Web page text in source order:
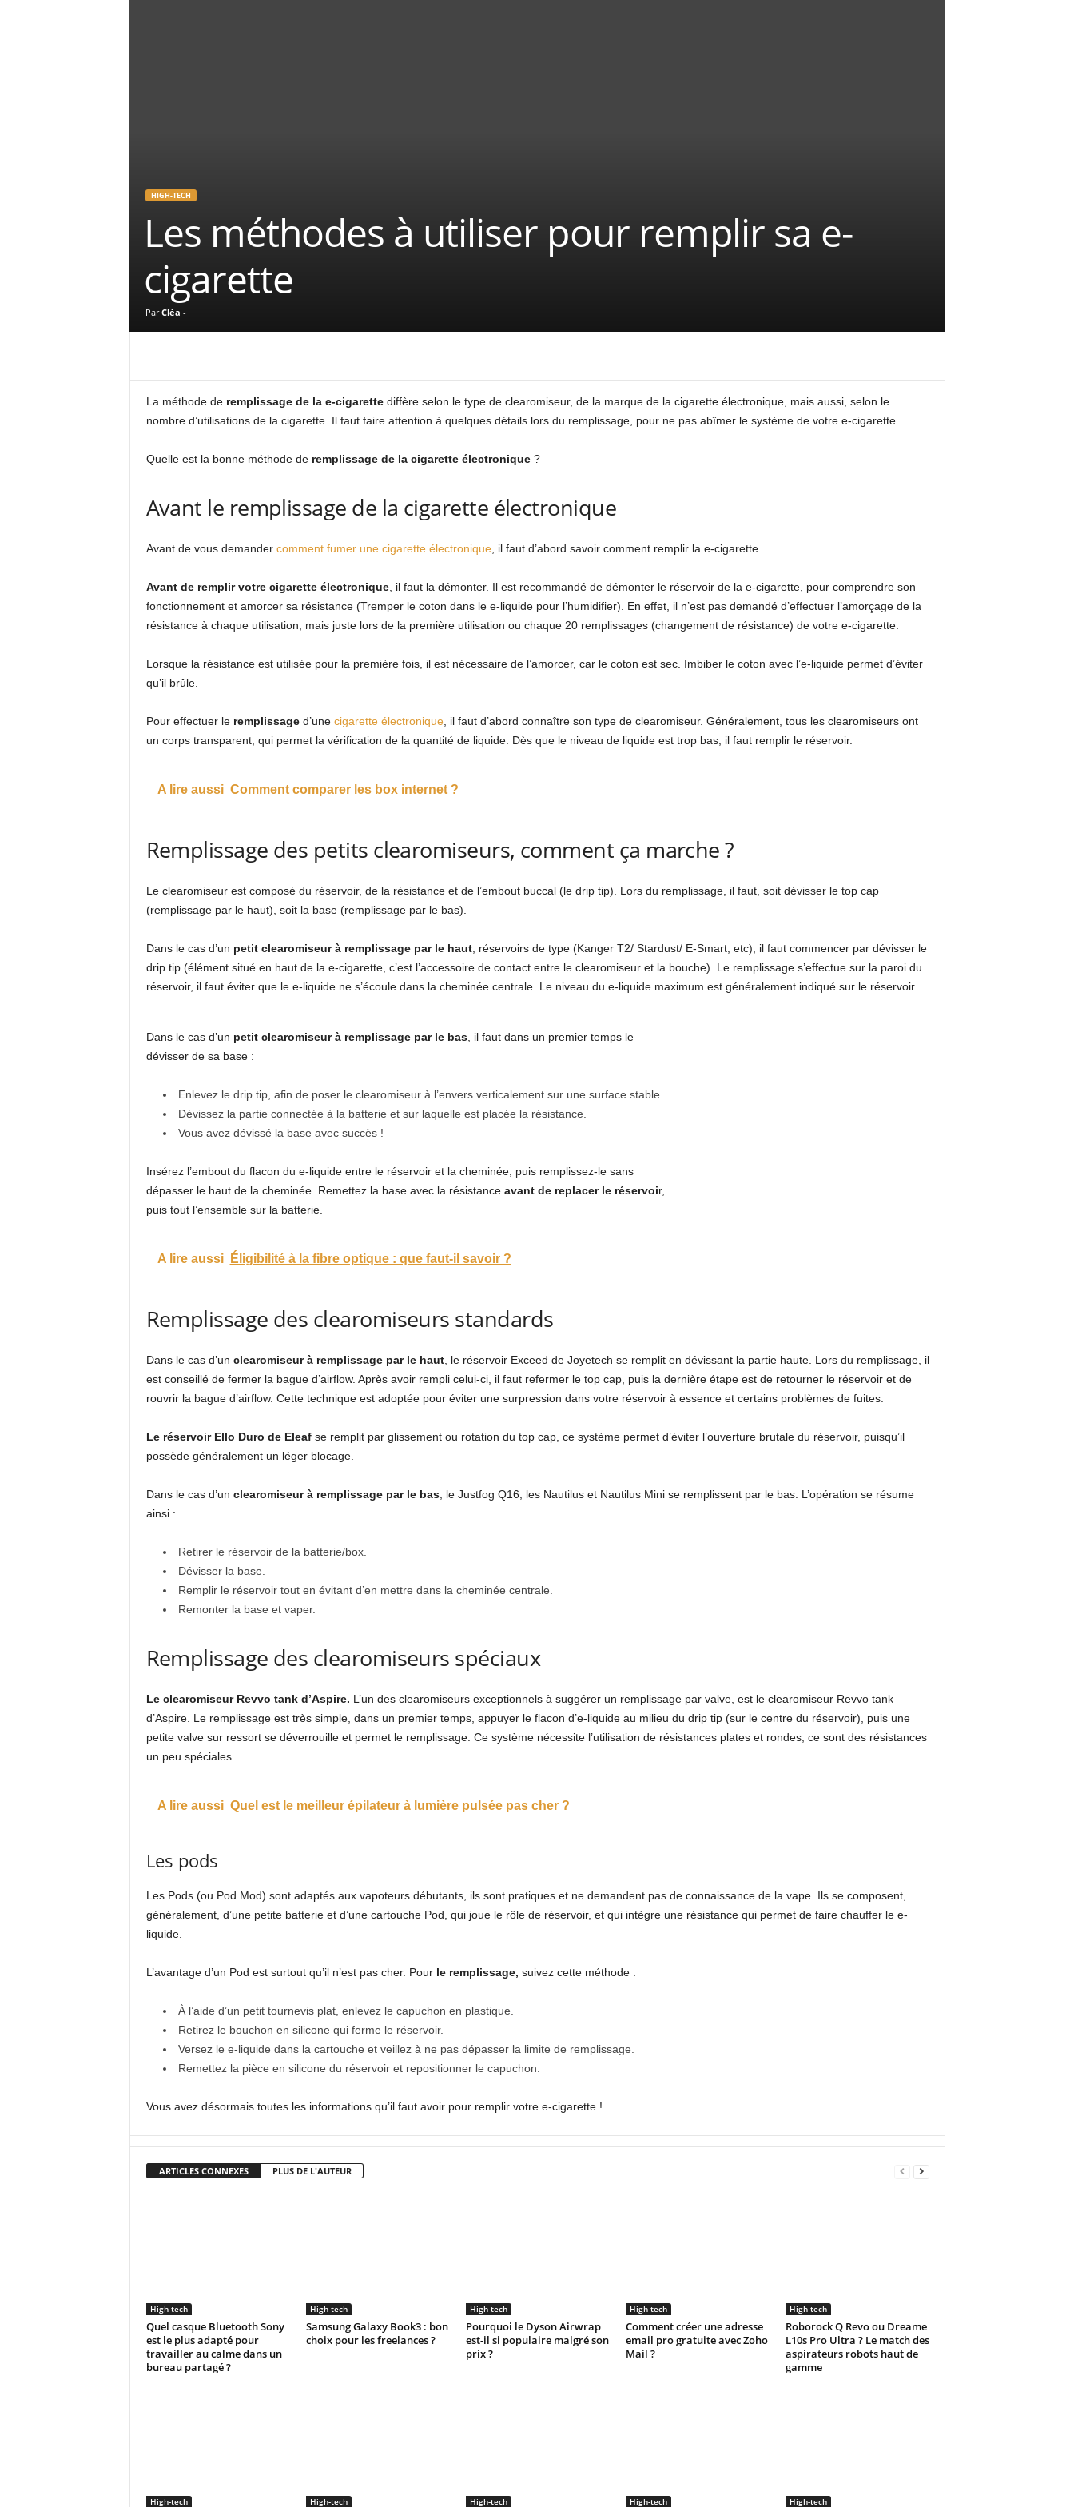
HIGH-TECH
Les méthodes à utiliser pour remplir sa e-
cigarette
Par Cléa -
La méthode de remplissage de la e-cigarettediffère selon le type de clearomiseur, de la marque de la cigarette électronique, mais aussi, selon le
nombre d’utilisations de la cigarette. Il faut faire attention à quelques détails lors du remplissage, pour ne pas abîmer le système de votre e-cigarette.
Quelle est la bonne méthode de remplissage de la cigarette électronique?
Avant le remplissage de la cigarette électronique
Avant de vous demander comment fumer une cigarette électronique, il faut d’abord savoir comment remplir la e-cigarette.
Avant de remplir votre cigarette électronique, il faut la démonter. Il est recommandé de démonter le réservoir de la e-cigarette, pour comprendre son
fonctionnement et amorcer sa résistance (Tremper le coton dans le e-liquide pour l’humidifier). En effet, il n’est pas demandé d’effectuer l’amorçage de la
résistance à chaque utilisation, mais juste lors de la première utilisation ou chaque 20 remplissages (changement de résistance) de votre e-cigarette.
Lorsque la résistance est utilisée pour la première fois, il est nécessaire de l’amorcer, car le coton est sec. Imbiber le coton avec l’e-liquide permet d’éviter
qu’il brûle.
Pour effectuer leremplissage d’une cigarette électronique, il faut d’abord connaître son type de clearomiseur. Généralement, tous les clearomiseurs ont
un corps transparent, qui permet la vérification de la quantité de liquide. Dès que le niveau de liquide est trop bas, il faut remplir le réservoir.
A lire aussi Comment comparer les box internet ?
Remplissage des petits clearomiseurs, comment ça marche ?
Le clearomiseur est composé du réservoir, de la résistance et de l’embout buccal (le drip tip). Lors du remplissage, il faut, soit dévisser le top cap
(remplissage par le haut), soit la base (remplissage par le bas).
Dans le cas d’un petit clearomiseur à remplissage par le haut, réservoirs de type (Kanger T2/ Stardust/ E-Smart, etc), il faut commencer par dévisser le
drip tip (élément situé en haut de la e-cigarette, c’est l’accessoire de contact entre le clearomiseur et la bouche). Le remplissage s’effectue sur la paroi du
réservoir, il faut éviter que le e-liquide ne s’écoule dans la cheminée centrale. Le niveau du e-liquide maximum est généralement indiqué sur le réservoir.
Dans le cas d’un petit clearomiseur à remplissage par le bas, il faut dans un premier temps le
dévisser de sa base :
Enlevez le drip tip, afin de poser le clearomiseur à l’envers verticalement sur une surface stable.
Dévissez la partie connectée à la batterie et sur laquelle est placée la résistance.
Vous avez dévissé la base avec succès !
Insérez l’embout du flacon du e-liquide entre le réservoir et la cheminée, puis remplissez-le sans
dépasser le haut de la cheminée. Remettez la base avec la résistance avant de replacer le réservoir,
puis tout l’ensemble sur la batterie.
A lire aussi Éligibilité à la fibre optique : que faut-il savoir ?
Remplissage des clearomiseurs standards
Dans le cas d’un clearomiseur à remplissage par le haut, le réservoir Exceed de Joyetech se remplit en dévissant la partie haute. Lors du remplissage, il
est conseillé de fermer la bague d’airflow. Après avoir rempli celui-ci, il faut refermer le top cap, puis la dernière étape est de retourner le réservoir et de
rouvrir la bague d’airflow. Cette technique est adoptée pour éviter une surpression dans votre réservoir à essence et certains problèmes de fuites.
Le réservoir Ello Duro de Eleaf se remplit par glissement ou rotation du top cap, ce système permet d’éviter l’ouverture brutale du réservoir, puisqu’il
possède généralement un léger blocage.
Dans le cas d’un clearomiseur à remplissage par le bas, le Justfog Q16, les Nautilus et Nautilus Mini se remplissent par le bas. L’opération se résume
ainsi :
Retirer le réservoir de la batterie/box.
Dévisser la base.
Remplir le réservoir tout en évitant d’en mettre dans la cheminée centrale.
Remonter la base et vaper.
Remplissage des clearomiseurs spéciaux
Le clearomiseur Revvo tank d’Aspire. L’un des clearomiseurs exceptionnels à suggérer un remplissage par valve, est le clearomiseur Revvo tank
d’Aspire. Le remplissage est très simple, dans un premier temps, appuyer le flacon d’e-liquide au milieu du drip tip (sur le centre du réservoir), puis une
petite valve sur ressort se déverrouille et permet le remplissage. Ce système nécessite l’utilisation de résistances plates et rondes, ce sont des résistances
un peu spéciales.
A lire aussi Quel est le meilleur épilateur à lumière pulsée pas cher ?
Les pods
Les Pods (ou Pod Mod) sont adaptés aux vapoteurs débutants, ils sont pratiques et ne demandent pas de connaissance de la vape. Ils se composent,
généralement, d’une petite batterie et d’une cartouche Pod, qui joue le rôle de réservoir, et qui intègre une résistance qui permet de faire chauffer le e-
liquide.
L’avantage d’un Pod est surtout qu’il n’est pas cher. Pour le remplissage, suivez cette méthode :
À l’aide d’un petit tournevis plat, enlevez le capuchon en plastique.
Retirez le bouchon en silicone qui ferme le réservoir.
Versez le e-liquide dans la cartouche et veillez à ne pas dépasser la limite de remplissage.
Remettez la pièce en silicone du réservoir et repositionner le capuchon.
Vous avez désormais toutes les informations qu’il faut avoir pour remplir votre e-cigarette !
ARTICLES CONNEXES PLUS DE L'AUTEUR
High-tech
Quel casque Bluetooth Sony
est le plus adapté pour
travailler au calme dans un
bureau partagé ?
High-tech
Samsung Galaxy Book3 : bon
choix pour les freelances ?
High-tech
Pourquoi le Dyson Airwrap
est-il si populaire malgré son
prix ?
High-tech
Comment créer une adresse
email pro gratuite avec Zoho
Mail ?
High-tech
Roborock Q Revo ou Dreame
L10s Pro Ultra ? Le match des
aspirateurs robots haut de
gamme
High-tech High-tech High-tech High-tech High-tech